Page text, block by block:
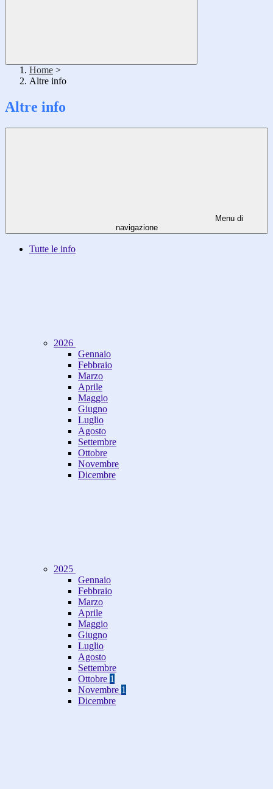
Home >
Altre info
Altre info
Menu di
navigazione
Tutte le info
2026
Gennaio
Febbraio
Marzo
Aprile
Maggio
Giugno
Luglio
Agosto
Settembre
Ottobre
Novembre
Dicembre
2025
Gennaio
Febbraio
Marzo
Aprile
Maggio
Giugno
Luglio
Agosto
Settembre
Ottobre 1
Novembre 1
Dicembre